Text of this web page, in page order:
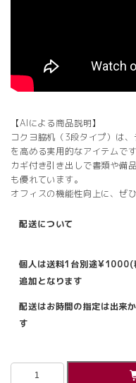
【AIによる商品説明】
コクヨ脇机（3段タイプ）は
を高める実用的なアイテムです
カギ付き引き出しで書類や備
も優れています。
オフィスの機能性向上に、ぜ
配送について
個人は送料1台別途¥1000(
追加となります
配送はお時間の指定は出来
す
コ